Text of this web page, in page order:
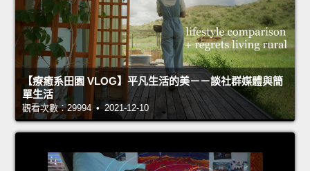
【療癒系田園 VLOG】平凡生活的美－－談社群媒體與簡
單生活
觀看次數：29994 • 2021-12-10